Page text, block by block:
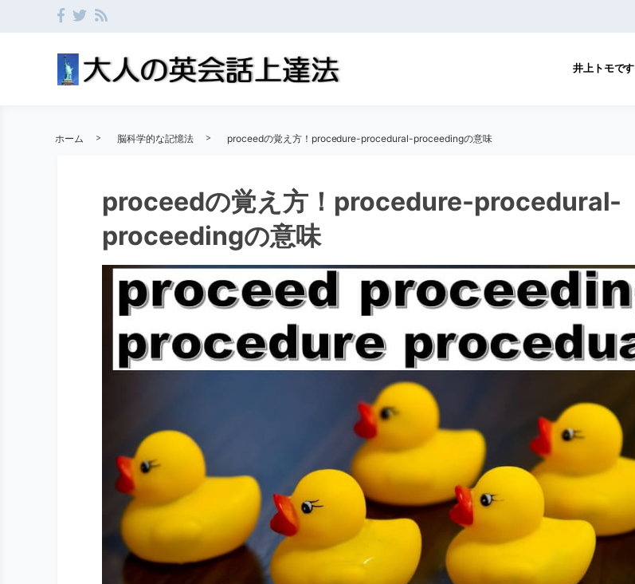
井上トモです
ホーム 脳科学的な記憶法 proceedの覚え方！procedure-procedural-proceedingの意味
proceedの覚え方！procedure-procedural-
proceedingの意味